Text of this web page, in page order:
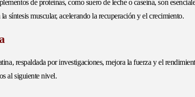
de proteínas, como suero de leche o caseína, son
síntesis muscular, acelerando la recuperación y el crecimiento.
respaldada por investigaciones, mejora la fuerza y el
al siguiente nivel.